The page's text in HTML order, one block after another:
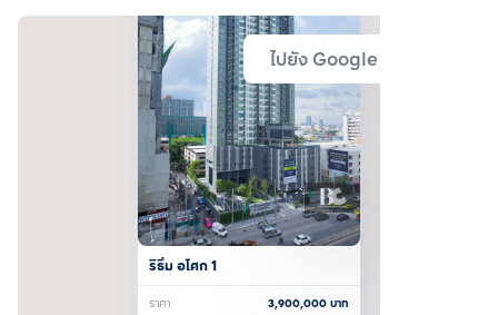
ไปยัง Google Map
ริธึ่ม อโศก 1
ราคา 3,900,000 บาท